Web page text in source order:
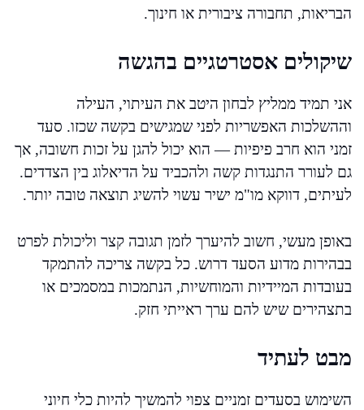
הבריאות, תחבורה ציבורית או חינוך.
שיקולים אסטרטגיים בהגשה
אני תמיד ממליץ לבחון היטב את העיתוי, העילה
וההשלכות האפשריות לפני שמגישים בקשה שכזו. סעד
זמני הוא חרב פיפיות — הוא יכול להגן על זכות חשובה, אך
גם לעורר התנגדות קשה ולהכביד על הדיאלוג בין הצדדים.
לעיתים, דווקא מו"מ ישיר עשוי להשיג תוצאה טובה יותר.
באופן מעשי, חשוב להיערך לזמן תגובה קצר וליכולת לפרט
בבהירות מדוע הסעד דרוש. כל בקשה צריכה להתמקד
בעובדות המיידיות והמוחשיות, הנתמכות במסמכים או
בתצהירים שיש להם ערך ראייתי חזק.
מבט לעתיד
השימוש בסעדים זמניים צפוי להמשיך להיות כלי חיוני